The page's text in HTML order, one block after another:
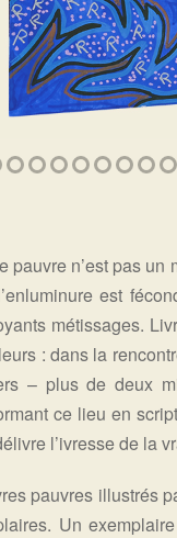
pauvre n’est pas
est
métissages.
: dans la
– plus de deux
ce lieu en
l’ivresse de la
pauvres illustrés
Un